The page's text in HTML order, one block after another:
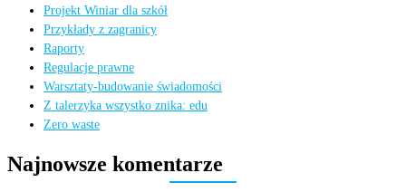
Projekt Winiar dla szkół
Przykłady z zagranicy
Raporty
Regulacje prawne
Warsztaty-budowanie świadomości
Z talerzyka wszystko znika: edu
Zero waste
Najnowsze komentarze